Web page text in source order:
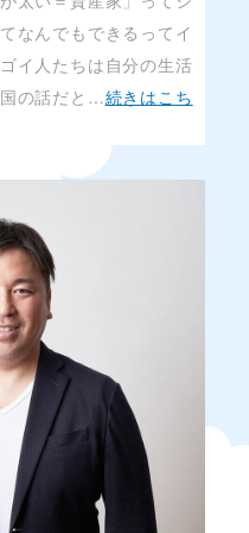
なんでもできるってイ
イ人たちは自分の生活
の話だと…続きはこち